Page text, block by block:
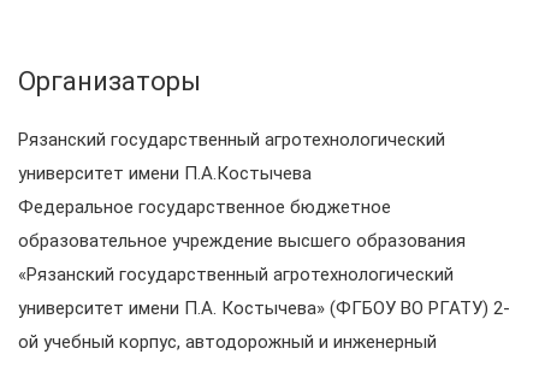
Организаторы
Рязанский государственный агротехнологический
университет имени П.А.Костычева
Федеральное государственное бюджетное
образовательное учреждение высшего образования
«Рязанский государственный агротехнологический
университет имени П.А. Костычева» (ФГБОУ ВО РГАТУ) 2-
ой учебный корпус, автодорожный и инженерный